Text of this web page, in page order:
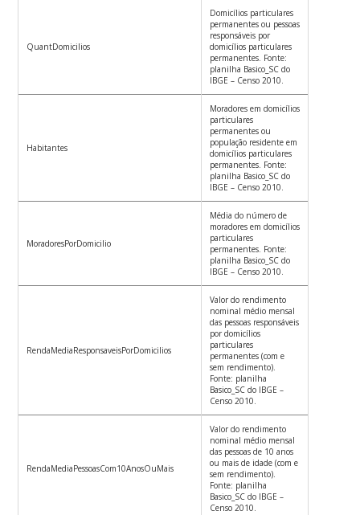
QuantDomicilios
Domicílios particulares
permanentes ou pessoas
responsáveis por
domicílios particulares
permanentes. Fonte:
planilha Basico_SC do
IBGE – Censo 2010.
Habitantes
Moradores em domicílios
particulares
permanentes ou
população residente em
domicílios particulares
permanentes. Fonte:
planilha Basico_SC do
IBGE – Censo 2010.
MoradoresPorDomicilio
Média do número de
moradores em domicílios
particulares
permanentes. Fonte:
planilha Basico_SC do
IBGE – Censo 2010.
RendaMediaResponsaveisPorDomicilios
Valor do rendimento
nominal médio mensal
das pessoas responsáveis
por domicílios
particulares
permanentes (com e
sem rendimento).
Fonte: planilha
Basico_SC do IBGE –
Censo 2010.
RendaMediaPessoasCom10AnosOuMais
Valor do rendimento
nominal médio mensal
das pessoas de 10 anos
ou mais de idade (com e
sem rendimento).
Fonte: planilha
Basico_SC do IBGE –
Censo 2010.